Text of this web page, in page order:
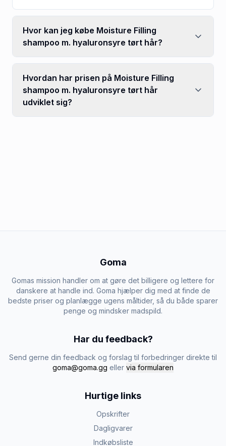
Hvor kan jeg købe Moisture Filling
shampoo m. hyaluronsyre tørt hår?
Hvordan har prisen på Moisture Filling
shampoo m. hyaluronsyre tørt hår
udviklet sig?
Goma
Gomas mission handler om at gøre det billigere og lettere for
danskere at handle ind. Goma hjælper dig med at finde de
bedste priser og planlægge ugens måltider, så du både sparer
penge og mindsker madspild.
Har du feedback?
Send gerne din feedback og forslag til forbedringer direkte til
goma@goma.gg eller via formularen
Hurtige links
Opskrifter
Dagligvarer
Indkøbsliste